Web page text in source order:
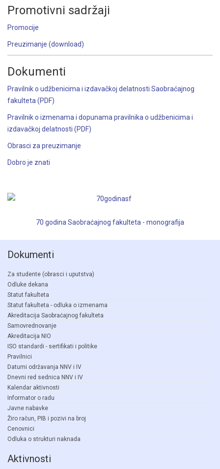
Promotivni sadržaji
Promocije
Preuzimanje (download)
Dokumenti
Pravilnik o udžbenicima i izdavačkoj delatnosti Saobraćajnog
fakulteta (PDF)
Pravilnik o izmenama i dopunama pravilnika o udžbenicima i
izdavačkoj delatnosti (PDF)
Obrasci za preuzimanje
Dobro je znati
70 godina Saobraćajnog fakulteta - monografija
Dokumenti
Za studente (obrasci i uputstva)
Odluke dekana
Statut fakulteta
Statut fakulteta - odluka o izmenama
Akreditacija Saobraćajnog fakulteta
Samovrednovanje
Akreditacija NIO
ISO standardi - sertifikati i politike
Pravilnici
Datumi održavanja NNV i IV
Dnevni red sednica NNV i IV
Kalendar aktivnosti
Informator o radu
Javne nabavke
Žiro račun, PIB i pozivi na broj
Cenovnici
Odluka o strukturi naknada
Aktivnosti